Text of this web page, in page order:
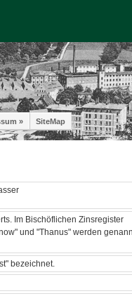
» SiteMap
Im Bischöflichen Zinsregister
und "Thanus" werden
bezeichnet.